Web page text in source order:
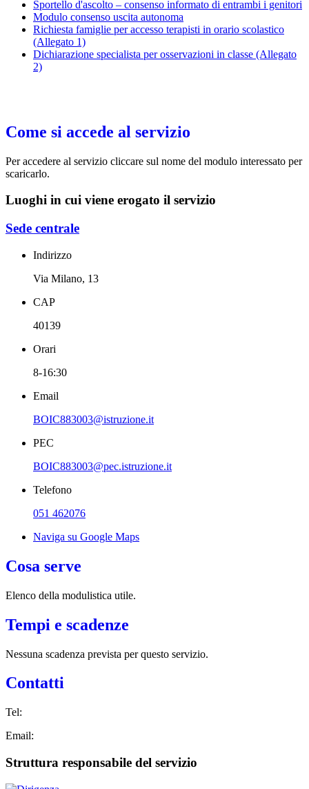
Sportello d'ascolto – consenso informato di entrambi i genitori
Modulo consenso uscita autonoma
Richiesta famiglie per accesso terapisti in orario scolastico
(Allegato 1)
Dichiarazione specialista per osservazioni in classe (Allegato
2)
Come si accede al servizio
Per accedere al servizio cliccare sul nome del modulo interessato per
scaricarlo.
Luoghi in cui viene erogato il servizio
Sede centrale
Indirizzo
Via Milano, 13
CAP
40139
Orari
8-16:30
Email
BOIC883003@istruzione.it
PEC
BOIC883003@pec.istruzione.it
Telefono
051 462076
Naviga su Google Maps
Cosa serve
Elenco della modulistica utile.
Tempi e scadenze
Nessuna scadenza prevista per questo servizio.
Contatti
Tel:
Email:
Struttura responsabile del servizio